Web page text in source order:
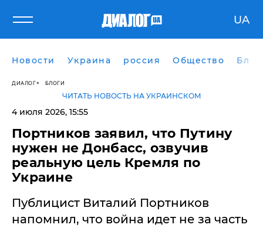
UA
Новости Украина россия Общество
ДИАЛОГ БЛОГИ
ЧИТАТЬ НОВОСТЬ НА УКРАИНСКОМ
4 июля 2026, 15:55
Портников заявил, что Путину
нужен не Донбасс, озвучив
реальную цель Кремля по
Украине
Публицист Виталий Портников
напомнил, что война идет не за часть